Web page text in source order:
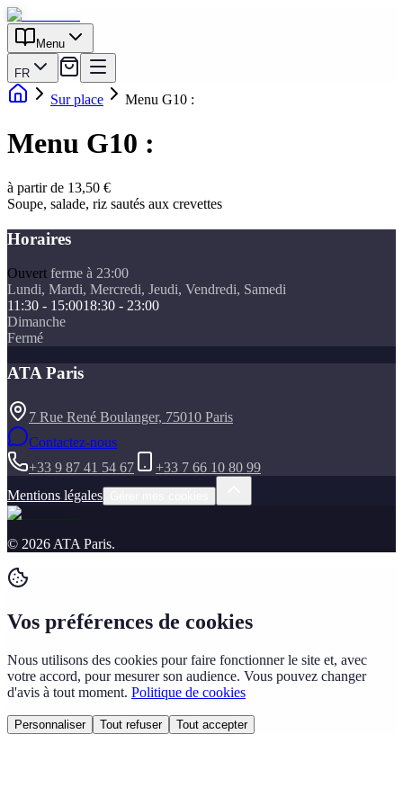
Menu
FR
Sur place Menu G10 :
Menu G10 :
à partir de 13,50 €
Soupe, salade, riz sautés aux crevettes
Horaires
Ouvert ferme à 23:00
Lundi, Mardi, Mercredi, Jeudi, Vendredi, Samedi
11:30 - 15:0018:30 - 23:00
Dimanche
Fermé
ATA Paris
7 Rue René Boulanger, 75010 Paris
Contactez-nous
+33 9 87 41 54 67
+33 7 66 10 80 99
Mentions légales
© 2026 ATA Paris.
Vos préférences de cookies
Nous utilisons des cookies pour faire fonctionner le site et, avec
votre accord, pour mesurer son audience. Vous pouvez changer
d'avis à tout moment. Politique de cookies
Personnaliser Tout refuser Tout accepter